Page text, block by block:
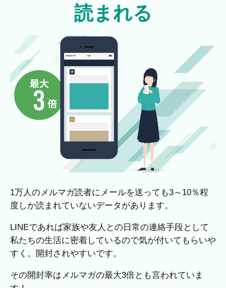
読まれる
1万人のメルマガ読者にメールを送っても3～10％程
度しか読まれていないデータがあります。
LINEであれば家族や友人との日常の連絡手段として
私たちの生活に密着しているので気が付いてもらいや
すく。開封されやすいです。
その開封率はメルマガの最大3倍とも言われていま